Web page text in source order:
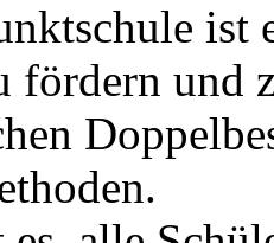
ist
und